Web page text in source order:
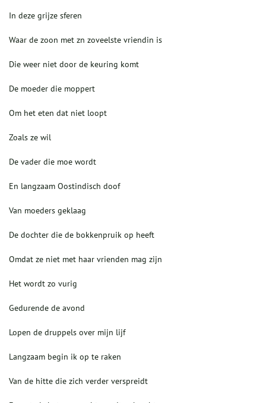
In deze grijze sferen
Waar de zoon met zn zoveelste vriendin is
Die weer niet door de keuring komt
De moeder die moppert
Om het eten dat niet loopt
Zoals ze wil
De vader die moe wordt
En langzaam Oostindisch doof
Van moeders geklaag
De dochter die de bokkenpruik op heeft
Omdat ze niet met haar vrienden mag zijn
Het wordt zo vurig
Gedurende de avond
Lopen de druppels over mijn lijf
Langzaam begin ik op te raken
Van de hitte die zich verder verspreidt